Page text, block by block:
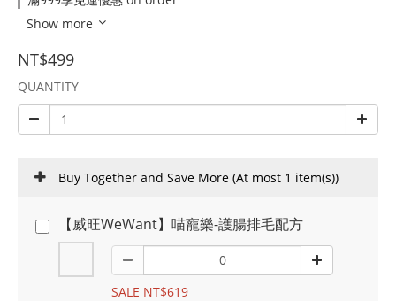
Show more
NT$499
QUANTITY
Buy Together and Save More (At most 1 item(s))
【威旺WeWant】喵寵樂-護腸排毛配方
SALE NT$619